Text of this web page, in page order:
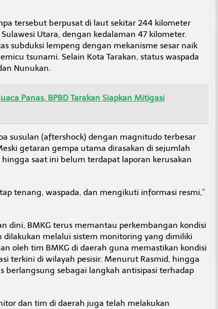
tersebut berpusat di laut sekitar 244 kilometer
Utara, dengan kedalaman 47 kilometer.
subduksi lempeng dengan mekanisme sesar naik
tsunami. Selain Kota Tarakan, status waspada
Nunukan.
Panas, BPBD Tarakan Siapkan Mitigasi
susulan (aftershock) dengan magnitudo terbesar
getaran gempa utama dirasakan di sejumlah
saat ini belum terdapat laporan kerusakan
tenang, waspada, dan mengikuti informasi resmi,”
dini, BMKG terus memantau perkembangan kondisi
dilakukan melalui sistem monitoring yang dimiliki
oleh tim BMKG di daerah guna memastikan kondisi
terkini di wilayah pesisir. Menurut Rasmid, hingga
berlangsung sebagai langkah antisipasi terhadap
dan tim di daerah juga telah melakukan